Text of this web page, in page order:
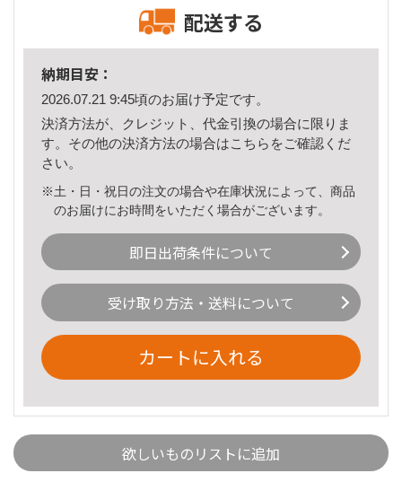
配送する
納期目安：
2026.07.21 9:45頃のお届け予定です。
決済方法が、クレジット、代金引換の場合に限りま
す。その他の決済方法の場合はこちら をご確認くだ
さい。
※土・日・祝日の注文の場合や在庫状況によって、商品
のお届けにお時間をいただく場合がございます。
即日出荷条件について
受け取り方法・送料について
カートに入れる
欲しいものリストに追加